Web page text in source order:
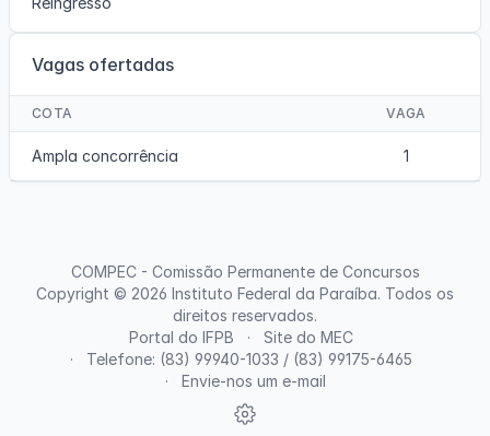
Vagas ofertadas
COTA VAGA
Ampla concorrência 1
Portal do IFPB
Site do MEC
Telefone: (83) 99940-1033 / (83) 99175-6465
Envie-nos um e-mail
COMPEC - Comissão Permanente de Concursos
Copyright © 2026 Instituto Federal da Paraíba. Todos os
direitos reservados.